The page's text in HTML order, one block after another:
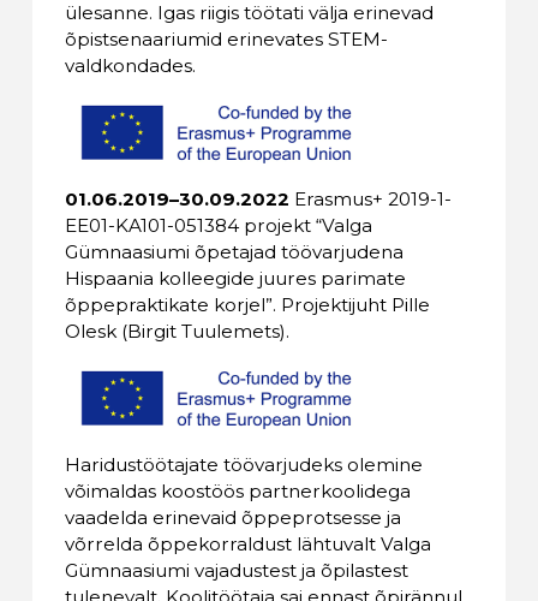
ülesanne. Igas riigis töötati välja erinevad
õpistsenaariumid erinevates STEM-
valdkondades.
01.06.2019–30.09.2022 Erasmus+ 2019-1-
EE01-KA101-051384 projekt “Valga
Gümnaasiumi õpetajad töövarjudena
Hispaania kolleegide juures parimate
õppepraktikate korjel”. Projektijuht Pille
Olesk (Birgit Tuulemets).
Haridustöötajate töövarjudeks olemine
võimaldas koostöös partnerkoolidega
vaadelda erinevaid õppeprotsesse ja
võrrelda õppekorraldust lähtuvalt Valga
Gümnaasiumi vajadustest ja õpilastest